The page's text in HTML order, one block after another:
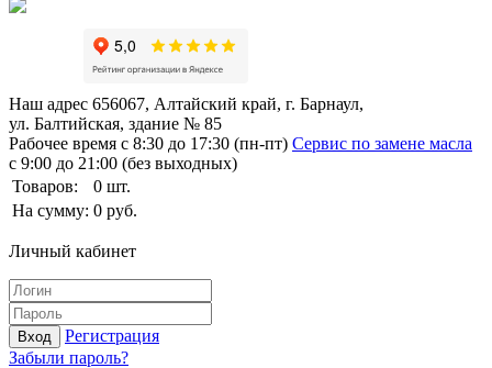
Наш адрес 656067, Алтайский край, г. Барнаул,
ул. Балтийская, здание № 85
Рабочее время с 8:30 до 17:30 (пн-пт) Сервис по замене масла
с 9:00 до 21:00 (без выходных)
Товаров:
0 шт.
На сумму: 0 руб.
Личный кабинет
Вход
Регистрация
Забыли пароль?